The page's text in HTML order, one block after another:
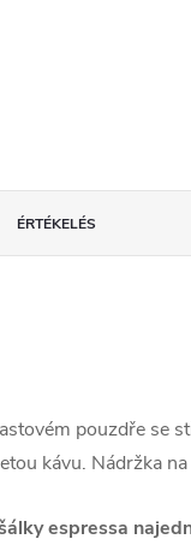
ÉRTÉKELÉS
pouzdře se
kávu. Nádržka
espressa